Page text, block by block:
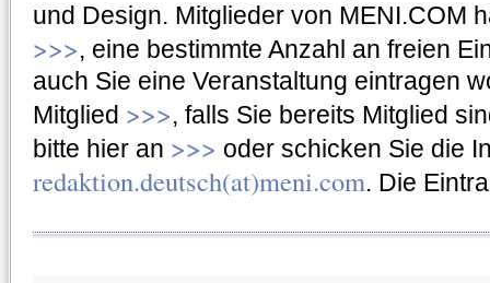
und Design. Mitglieder von MENI.COM
>>>, eine bestimmte Anzahl an freien
auch Sie eine Veranstaltung eintragen
Mitglied >>>, falls Sie bereits Mitglied
bitte hier an >>> oder schicken Sie die
redaktion.deutsch(at)meni.com. Die